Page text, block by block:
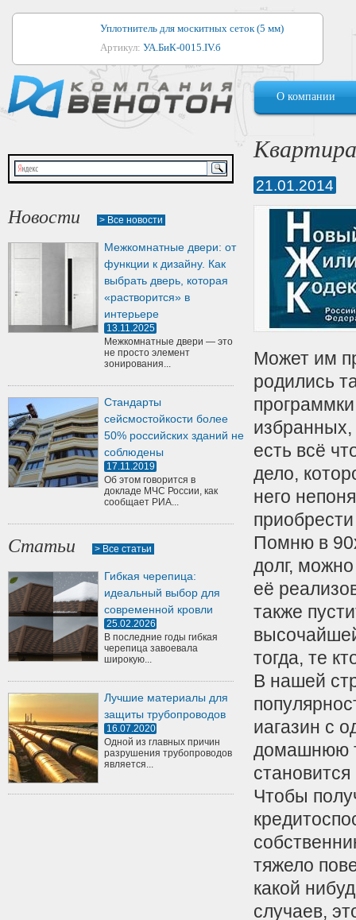
Уплотнитель для москитных сеток (5 мм)
Артикул: УА.БиК-0015.IV.б
Уплотнитель для алюминиевых окон
Артикул:1044
Уплотнитель для деревянных окон
Артикул:УМ.БиК-0062.IV.б
Уплотнитель лоджиевый для (4, 5, 6 мм)
Артикул:
О компании
Новости > Все новости
Межкомнатные двери: от
функции к дизайну. Как
выбрать дверь, которая
«растворится» в
интерьере
13.11.2025
Межкомнатные двери — это
не просто элемент
зонирования...
Стандарты
сейсмостойкости более
50% российских зданий не
соблюдены
17.11.2019
Об этом говорится в
докладе МЧС России, как
сообщает РИА...
Статьи > Все статьи
Гибкая черепица:
идеальный выбор для
современной кровли
25.02.2026
В последние годы гибкая
черепица завоевала
широкую...
Лучшие материалы для
защиты трубопроводов
16.07.2020
Одной из главных причин
разрушения трубопроводов
является...
21.01.2014
Может им
родились
есть всё
дело,
него
Помню в
долг,
её
также
тогда, те
В нашей
иагазин с
домашнюю
Чтобы
тяжело
какой
случаев,